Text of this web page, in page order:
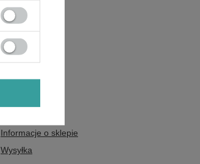
Regulaminy
Informacje o sklepie
Wysyłka